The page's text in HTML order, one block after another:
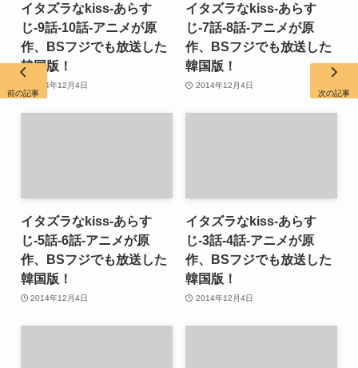
イタズラなkiss-あらす
じ-9話-10話-アニメが原
作、BSフジでも放送した
韓国版！
2014年12月4日
イタズラなkiss-あらす
じ-7話-8話-アニメが原
作、BSフジでも放送した
韓国版！
2014年12月4日
イタズラなkiss-あらす
じ-5話-6話-アニメが原
作、BSフジでも放送した
韓国版！
2014年12月4日
イタズラなkiss-あらす
じ-3話-4話-アニメが原
作、BSフジでも放送した
韓国版！
2014年12月4日
前の記事 次の記事